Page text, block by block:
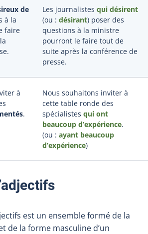
de
à la
faire
Les journalistes qui désirent
(ou : désirant) poser des
questions à la ministre
pourront le faire tout de
suite après la conférence de
presse.
à
.
Nous souhaitons inviter à
cette table ronde des
spécialistes qui ont
beaucoup d’expérience.
(ou : ayant beaucoup
d’expérience)
est un ensemble formé de la
de la forme masculine d’un